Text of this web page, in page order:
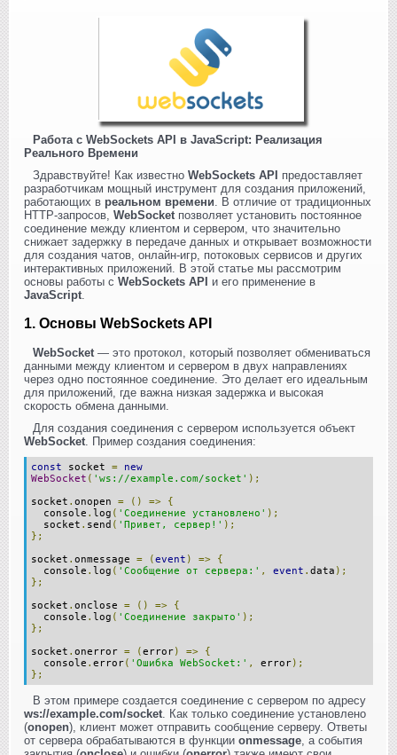
Работа с WebSockets API в JavaScript: Реализация
Реального Времени
Здравствуйте! Как известно WebSockets API предоставляет
разработчикам мощный инструмент для создания приложений,
работающих в реальном времени. В отличие от традиционных
HTTP-запросов, WebSocketпозволяет установить постоянное
соединение между клиентом и сервером, что значительно
снижает задержку в передаче данных и открывает возможности
для создания чатов, онлайн-игр, потоковых сервисов и других
интерактивных приложений. В этой статье мы рассмотрим
основы работы с WebSockets API и его применение в
JavaScript.
1. Основы WebSockets API
WebSocket — это протокол, который позволяет обмениваться
данными между клиентом и сервером в двух направлениях
через одно постоянное соединение. Это делает его идеальным
для приложений, где важна низкая задержка и высокая
скорость обмена данными.
Для создания соединения с сервером используется объект
WebSocket . Пример создания соединения:
const socket =
new
WebSocket ( 'ws://example.com/socket' );
socket . onopen = () =>
{
console . log ( 'Соединение установлено' );
socket . send ( 'Привет, сервер!' );
};
socket . onmessage = (event ) =>
{
console . log ( 'Сообщение от сервера:' , event . data );
};
socket . onclose = () =>
{
console . log ( 'Соединение закрыто' );
};
socket . onerror = (error) =>
{
console . error( 'Ошибка WebSocket:' , error);
};
В этом примере создается соединение с сервером по адресу
ws://example.com/socket . Как только соединение установлено
(onopen), клиент может отправить сообщение серверу. Ответы
от сервера обрабатываются в функции onmessage , а события